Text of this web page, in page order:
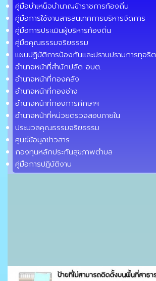
คู่มือบำเหน็จบำนาญข้าราชการท้องถิ่น
คู่มือการใช้งานสารสนเทศการบริหารจัดการ
คู่มือการประเมินผู้บริหารท้องถิ่น
คู่มือคุณธรรมจริยธรรม
แผนปฏิบัติการป้องกันและปราบปรามการทุจริต
อำนาจหน้าที่สำนักปลัด อบต.
อำนาจหน้าที่กองคลัง
อำนาจหน้าที่กองช่าง
อำนาจหน้าที่กองการศึกษาฯ
อำนาจหน้าที่หน่วยตรวจสอบภายใน
ประมวลคุณธรรมจริยธรรม
ศูนย์ข้อมูลข่าวสาร
กองทุนหลักประกันสุขภาพตำบล
คู่มือการปฏิบัติงาน